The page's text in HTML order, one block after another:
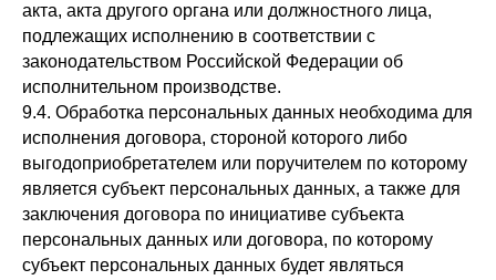
акта, акта другого органа или должностного лица,
подлежащих исполнению в соответствии с
законодательством Российской Федерации об
исполнительном производстве.
9.4. Обработка персональных данных необходима для
исполнения договора, стороной которого либо
выгодоприобретателем или поручителем по которому
является субъект персональных данных, а также для
заключения договора по инициативе субъекта
персональных данных или договора, по которому
субъект персональных данных будет являться